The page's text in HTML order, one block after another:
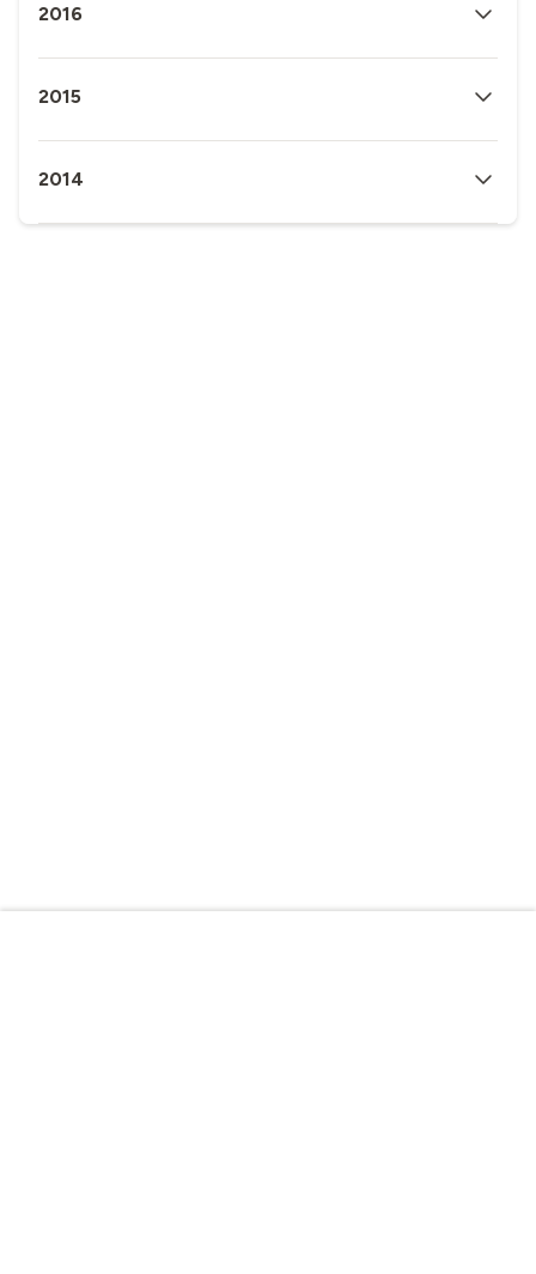
2016
2015
2014